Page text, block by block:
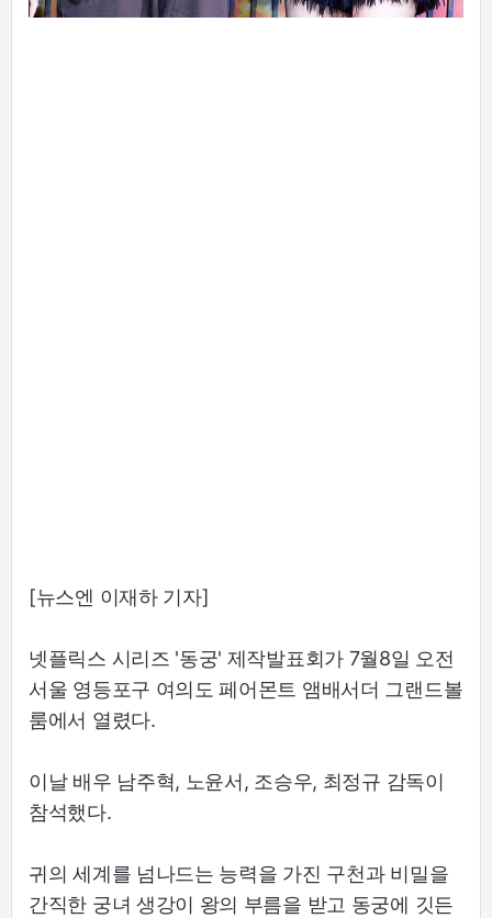
[뉴스엔 이재하 기자]
넷플릭스 시리즈 '동궁' 제작발표회가 7월8일 오전
서울 영등포구 여의도 페어몬트 앰배서더 그랜드볼
룸에서 열렸다.
이날 배우 남주혁, 노윤서, 조승우, 최정규 감독이
참석했다.
귀의 세계를 넘나드는 능력을 가진 구천과 비밀을
간직한 궁녀 생강이 왕의 부름을 받고 동궁에 깃든